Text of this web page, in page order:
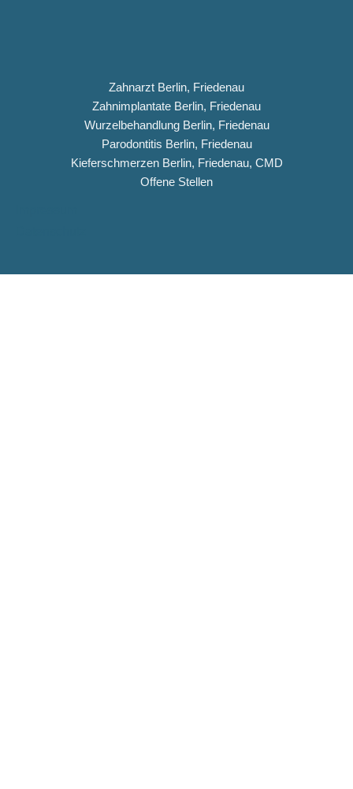
Zahnarzt Berlin, Friedenau
Zahnimplantate Berlin, Friedenau
Wurzelbehandlung Berlin, Friedenau
Parodontitis Berlin, Friedenau
Kieferschmerzen Berlin, Friedenau, CMD
Offene Stellen